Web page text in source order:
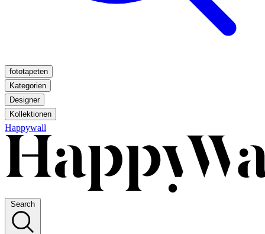
fototapeten
Kategorien
Designer
Kollektionen
Happywall
Search